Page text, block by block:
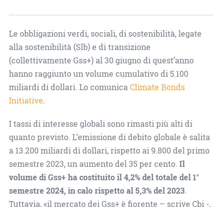
Le obbligazioni verdi, sociali, di sostenibilità, legate
alla sostenibilità (Slb) e di transizione
(collettivamente Gss+) al 30 giugno di quest’anno
hanno raggiunto un volume cumulativo di 5.100
miliardi di dollari. Lo comunicaClimate Bonds
Initiative.
I tassi di interesse globali sono rimasti più alti di
quanto previsto. L’emissione di debito globale è salita
a 13.200 miliardi di dollari, rispetto ai 9.800 del primo
semestre 2023, un aumento del 35 per cento. Il
volume di Gss+ ha costituito il 4,2% del totale del 1°
semestre 2024, in calo rispetto al 5,3% del 2023.
Tuttavia, «il mercato dei Gss+ è fiorente – scrive Cbi -,